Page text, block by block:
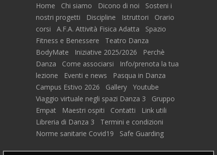
Home Chi siamo Dicono di noi
Sosteni i
nostri progetti
Discipline Istruttori
Orario
corsi
A.F.A. Attività Fisica Adatta
Spazio
Fitness e Benessere
Teatro Danza
BodyMate
Iniziative 2025/2026
Perchè
Danza
Come associarsi
Info/prenota la tua
lezione
Eventi e news
Pasqua in Danza
Campus Estivo 2026
Gallery
Youtube
Viaggio virtuale negli spazi Danza 3
Gruppo
Empat
Maestri ospiti Contatti
Link utili
Libreria di Danza 3
Termini e condizioni
Norme sanitarie Covid19
Safe Guarding